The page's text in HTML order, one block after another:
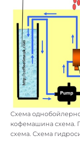
Схема
кофемашина схема.
схема. Схема